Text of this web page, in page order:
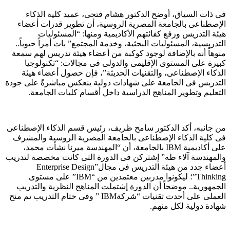
فى ذات السياق، أوضح الدكتور هشام فتحى، عميد كلية الذكاء
الإصطناعى بالجامعة المصرية الروسية، أن تطوير قدرات أعضاء
هيئة التدريس ورفع كفائتهم الأكاديمية ومنها: “المسئوليات
التدريسية، المسئوليات البحثية، وخدمة المجتمع” بات أمراً حيوياً..
منوهاً أنه بالإضافة لوجود كوكبة من أعضاء هيئة تدريس لهم سمعة
كبيرة على المستوى الإقليمى والدولى فى مجالات: “تكنولوجيا
الذكاء الإصطناعى، والتقنيات الحديثة”، فإن حصول أعضاء هيئة
التدريس فى الجامعة على شهادات دولية ينعكس مباشرةً على جودة
التعليم وتطوير المناهج الدراسية داخل أقسام كليات الجامعة.
من جانبه، أكد الدكتور سامح ظريف، رئيس قسم الذكاء الإصطناعى
فى كلية الذكاء الإصطناعى بالجامعة المصرية الروسية والمشرف
على أكاديمية IBM بالجامعة، أن “المهندسة ميرنا نشأت محمد،
والمهندسة آلاء طه” إشتركن فى الدورة التى كانت مخصصة لتدريب
أعضاء جدد من هيئة التدريس فى مجال”Enterprise Design
Thinking”؛ ليكونوا مدربين معتمدين من “IBM” على مستوى
الجمهورية.. موضحاً أن الدورة إشتملت المناهج النظرية والتدريب
العملى على أحدث تقنيات “شركةIBM ” وفى ختام التدريب تم منح
شهادة دولية لكل منهم.